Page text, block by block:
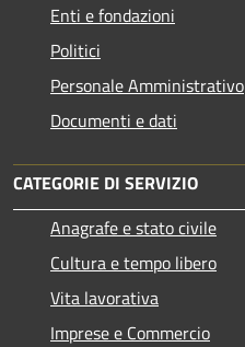
Enti e fondazioni
Politici
Personale Amministrativo
Documenti e dati
CATEGORIE DI SERVIZIO
Anagrafe e stato civile
Cultura e tempo libero
Vita lavorativa
Imprese e Commercio